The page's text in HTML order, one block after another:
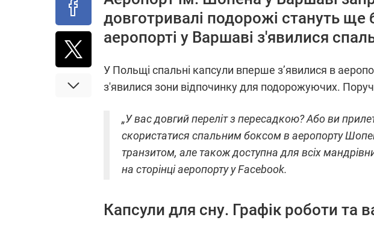
довготривалі подорожі стануть
аеропорті у Варшаві з'явилися
У Польщі спальні капсули вперше з’явилися в
з'явилися зони відпочинку для подорожуючих.
„У вас довгий переліт з пересадкою? Або ви
скористатися спальним боксом в аеропорту
транзитом, але також доступна для всіх
на сторінці аеропорту у Facebook.
Капсули для сну. Графік роботи та